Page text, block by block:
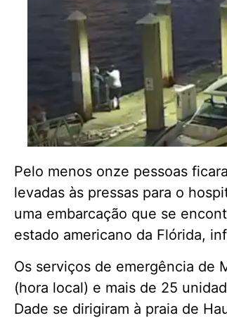
Pelo menos onze pessoas
levadas às pressas para o
uma embarcação que se
estado americano da Flórida,
Os serviços de emergência de
(hora local) e mais de 25
Dade se dirigiram à praia de